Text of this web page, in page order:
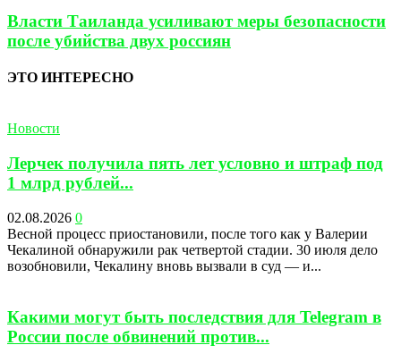
Власти Таиланда усиливают меры безопасности
после убийства двух россиян
ЭТО ИНТЕРЕСНО
Новости
Лерчек получила пять лет условно и штраф под
1 млрд рублей...
02.08.2026 0
Весной процесс приостановили, после того как у Валерии
Чекалиной обнаружили рак четвертой стадии. 30 июля дело
возобновили, Чекалину вновь вызвали в суд — и...
Какими могут быть последствия для Telegram в
России после обвинений против...